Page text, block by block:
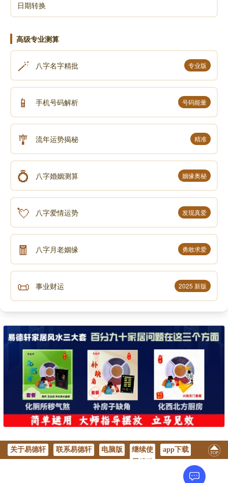
日期转换
高级专业测算
🪄 八字名字精批 专业版
📱 手机号码解析 号码能量
🎐 流年运势揭秘 精准
💍 八字婚姻测算 姻缘奥秘
💘 八字爱情运势 发现真爱
🧧 八字月老姻缘 勇敢求爱
📜 事业财运 2025 新版
关于易德轩 联系易德轩 电脑版
继续使
app下载